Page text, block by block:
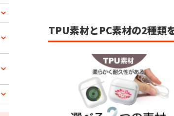
TPU素材とPC素材の2種類